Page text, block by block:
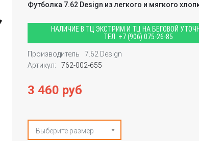
Футболка 7.62 Design из легкого и мягкого
НАЛИЧИЕ В ТЦ ЭКСТРИМ И ТЦ НА БЕГОВОЙ
ТЕЛ. +7 (906) 075-26-85
Производитель
7.62 Design
Артикул:
762-002-655
3 460 руб
Выберите размер